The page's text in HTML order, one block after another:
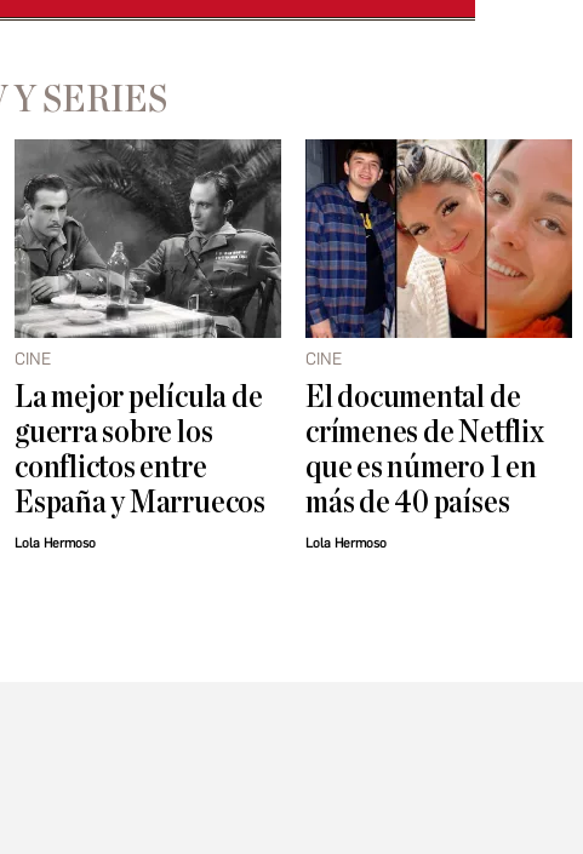
Y SERIES
CINE
La mejor película de
guerra sobre los
conflictos entre
España y Marruecos
Lola Hermoso
CINE
El documental de
crímenes de Netflix
que es número 1 en
más de 40 países
Lola Hermoso